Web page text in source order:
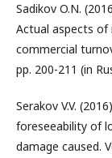
Sadikov O.N.
Actual aspects
commercial
pp. 200-211 (in
Serakov V.V.
foreseeability of
damage caused.